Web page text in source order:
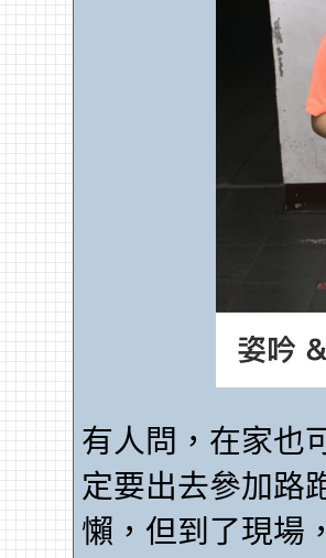
有人問，在家也
定要出去參加路
懶，但到了現場